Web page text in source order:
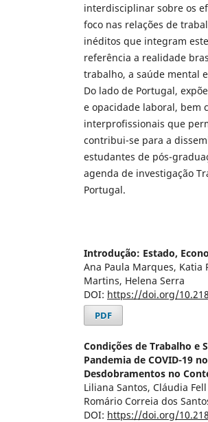
interdisciplinar sobre os
foco nas relações de
inéditos que integram
referência a realidade
trabalho, a saúde mental
Do lado de Portugal,
e opacidade laboral, bem
interprofissionais que
contribui-se para a
estudantes de pós-
agenda de investigação
Portugal.
Introdução: Estado,
Ana Paula Marques, Katia
Martins, Helena Serra
DOI: https://doi.org/
PDF
Condições de Trabalho e
Pandemia de COVID-19
Desdobramentos no
Liliana Santos, Cláudia
Romário Correia dos
DOI: https://doi.org/